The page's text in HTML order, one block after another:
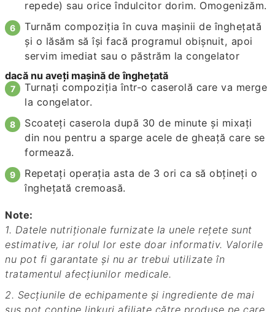
repede) sau orice îndulcitor dorim. Omogenizăm.
Turnăm compoziţia în cuva maşinii de îngheţată
şi o lăsăm să îşi facă programul obişnuit, apoi
servim imediat sau o păstrăm la congelator
dacă nu aveţi maşină de îngheţată
Turnaţi compoziţia într-o caserolă care va merge
la congelator.
Scoateţi caserola după 30 de minute şi mixaţi
din nou pentru a sparge acele de gheaţă care se
formează.
Repetaţi operaţia asta de 3 ori ca să obţineţi o
îngheţată cremoasă.
Note:
1. Datele nutriționale furnizate la unele rețete sunt
estimative, iar rolul lor este doar informativ. Valorile
nu pot fi garantate și nu ar trebui utilizate în
tratamentul afecțiunilor medicale.
2. Secțiunile de echipamente și ingrediente de mai